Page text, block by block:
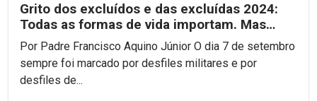
Grito dos excluídos e das excluídas 2024:
Todas as formas de vida importam. Mas
quem se importa?
Por Padre Francisco Aquino Júnior O dia 7 de setembro
sempre foi marcado por desfiles militares e por
desfiles de...